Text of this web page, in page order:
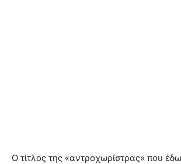
Ο τίτλος της «αντροχωρίστρας» που